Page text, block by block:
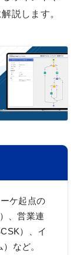
説します。
ケ起点の
、営業連
）、イ
など。